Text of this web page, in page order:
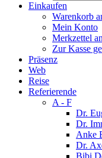
Einkaufen
Warenkorb
Mein Konto
Merkzettel
Zur Kasse
Präsenz
Web
Reise
Referierende
A - F
Dr.
Dr.
Anke
Dr.
Bibi